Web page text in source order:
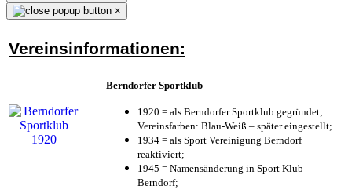
×
Vereinsinformationen:
Berndorfer Sportklub
1920 = als Berndorfer Sportklub gegründet;
Vereinsfarben: Blau-Weiß – später eingestellt;
1934 = als Sport Vereinigung Berndorf
reaktiviert;
1945 = Namensänderung in Sport Klub
Berndorf;